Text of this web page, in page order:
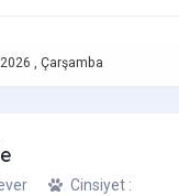
, Çarşamba
Cinsiyet :